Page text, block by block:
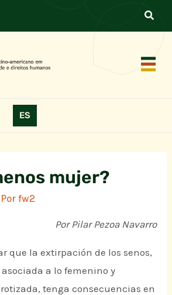
ES
mujer?
fw2
Por Pilar Pezoa Navarro
que la extirpación de los senos,
a lo femenino y
tenga consecuencias en